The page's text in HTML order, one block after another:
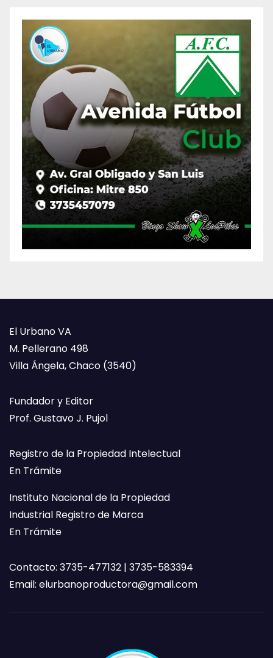
El Urbano VA
M. Pellerano 498
Villa Ángela, Chaco (3540)
Fundador y Editor
Prof. Gustavo J. Pujol
Registro de la Propiedad Intelectual
En Trámite
Instituto Nacional de la Propiedad
Industrial Registro de Marca
En Trámite
Contacto: 3735-477132 | 3735-583394
Email: elurbanoproductora@gmail.com